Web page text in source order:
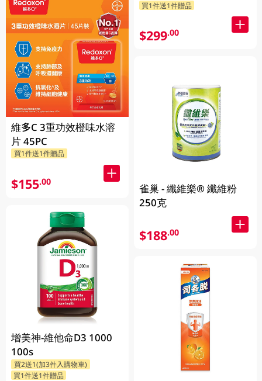
維多C 3重功效橙味水溶
片 45PC
買1件送1件贈品
$155.00
增美神-維他命D3 1000
100s
買2送1(加3件入購物車)
買1件送1件贈品
買1件送1件贈品
$299.00
雀巢 - 纖維樂® 纖維粉
250克
$188.00